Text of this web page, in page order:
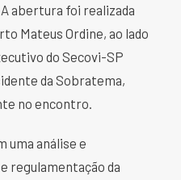
abertura foi realizada
Mateus Ordine, ao lado
do Secovi-SP
da Sobratema,
no encontro.
uma análise e
regulamentação da